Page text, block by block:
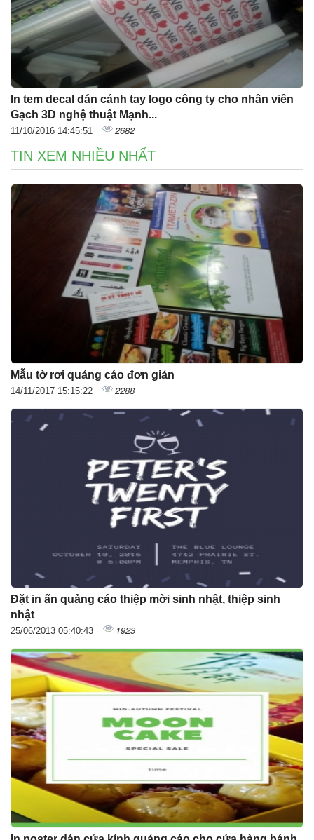
In tem decal dán cánh tay logo công ty cho nhân viên
Gạch 3D nghệ thuật Mạnh...
11/10/2016 14:45:51 2682
TIN XEM NHIỀU NHẤT
Mẫu tờ rơi quảng cáo đơn giản
14/11/2017 15:15:22 2288
Đặt in ấn quảng cáo thiệp mời sinh nhật, thiệp sinh
nhật
25/06/2013 05:40:43 1923